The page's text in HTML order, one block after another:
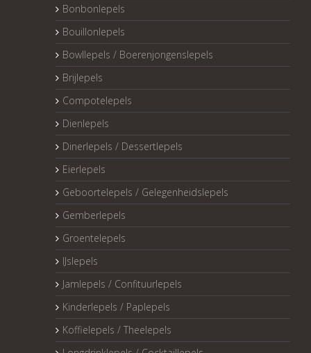
Bonbonlepels
Bouillonlepels
Bowllepels / Boerenjongenslepels
Brijlepels
Compotelepels
Dienlepels
Dinerlepels / Dessertlepels
Eierlepels
Geboortelepels / Gelegenheidslepels
Gemberlepels
Groentelepels
IJslepels
Jamlepels / Confituurlepels
Kinderlepels / Paplepels
Koffielepels / Theelepels